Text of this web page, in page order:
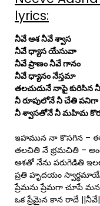
lyrics:
నీవే ఆశ నీవే శ్వాస
నీవే ధ్యాస యేసువా
నీవే ప్రాణం నీవే గానం
నీవే ధ్యానం నేస్తమా
తలచుదునే నాపై కురిసిన
నీ రూపులోనే నీ చేతి
నీ శ్వాసతోనే నీ మహిమ
ఇహమున నా కొసగిన –
తలచితి నే భ్రమచితి –
ఆశతో నేను పరుగెడితి
ప్రతి హృదయం
ప్రేమను ప్రేమగా చూపే
ఒక ప్రేమైన కాన రాదే